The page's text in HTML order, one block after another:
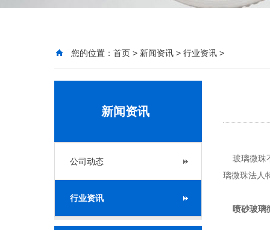
您的位置： 首页 > 新闻资讯 > 行业资讯 >
新闻资讯
公司动态
行业资讯
玻璃微珠
璃微珠法人
喷砂玻璃